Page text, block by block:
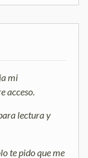
mi
acceso.
lectura y
te pido que me